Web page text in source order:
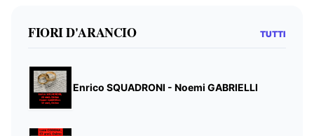
FIORI D'ARANCIO TUTTI
Enrico SQUADRONI - Noemi GABRIELLI